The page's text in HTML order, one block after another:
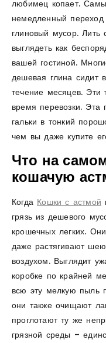
любимец копает.
немедленный переход
глиновый мусор.
выглядеть как
вашей гостиной.
дешевая глина сидит
течение месяцев. Эти
время перевозки. Эта
гальки в тонкий
чем вы даже купите
Что на
кошачую
Когда Кошки с астмой
грязь из дешевого
крошечных легких.
даже растягивают
воздухом. Выглядит
коробке по крайней
всю эту мелкую пыль
они также очищают
проглотают ту же
грязной среды –